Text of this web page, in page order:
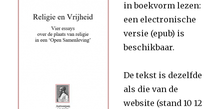
in boekvorm lezen:
een electronische
versie (epub) is
beschikbaar.
De tekst is dezelfde
als die van de
website (stand 10 12